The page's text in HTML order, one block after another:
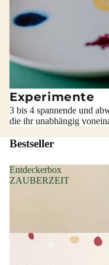
Experimente
3 bis 4 spannende und
die ihr unabhängig
Bestseller
Entdeckerbox
ZAUBERZEIT